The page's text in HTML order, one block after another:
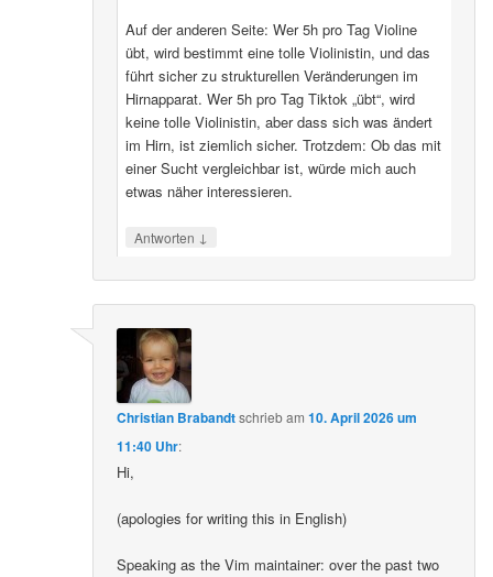
Auf der anderen Seite: Wer 5h pro Tag Violine
übt, wird bestimmt eine tolle Violinistin, und das
führt sicher zu strukturellen Veränderungen im
Hirnapparat. Wer 5h pro Tag Tiktok „übt“, wird
keine tolle Violinistin, aber dass sich was ändert
im Hirn, ist ziemlich sicher. Trotzdem: Ob das mit
einer Sucht vergleichbar ist, würde mich auch
etwas näher interessieren.
Antworten ↓
Christian Brabandtschriebam10. April 2026 um
11:40 Uhr:
Hi,
(apologies for writing this in English)
Speaking as the Vim maintainer: over the past two